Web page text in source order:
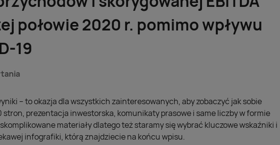
połowie 2020 r. pomimo wpływu
19
– to okazja dla wszystkich zainteresowanych, aby zobaczyć jak sobie
stron, prezentacja inwestorska, komunikaty prasowe i same liczby w formie
materiały dlatego też staramy się wybrać kluczowe wskaźniki i
infografiki, którą znajdziecie na końcu wpisu.